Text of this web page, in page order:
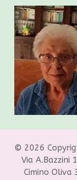
© 2026
Via A.Bazzini
Cimino Oliva